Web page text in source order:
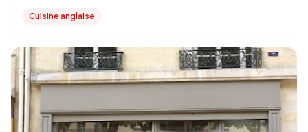
Cuisine anglaise